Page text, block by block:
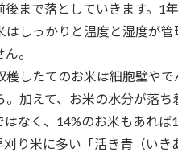
まで落としていきます。1
しっかりと温度と湿度が
。
したてのお米は細胞壁や
加えて、お米の水分が落
なく、14%のお米もあれば
り米に多い「活き青（い